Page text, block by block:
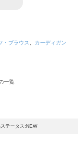
・ブラウス
カーディガン
一覧
モス）の一覧
テータス:NEW